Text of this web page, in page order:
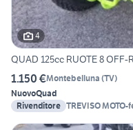
4
QUAD 125cc RUOTE 8 OFF-
1.150 €Montebelluna (TV)
NuovoQuad
Rivenditore TREVISO